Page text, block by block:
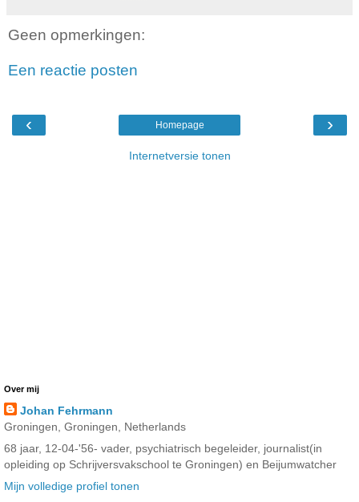
Geen opmerkingen:
Een reactie posten
‹ ›
Homepage
Internetversie tonen
Over mij
Johan Fehrmann
Groningen, Groningen, Netherlands
68 jaar, 12-04-'56- vader, psychiatrisch begeleider, journalist(in
opleiding op Schrijversvakschool te Groningen) en Beijumwatcher
Mijn volledige profiel tonen